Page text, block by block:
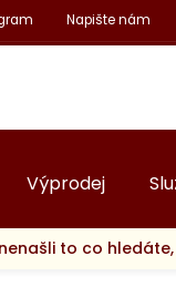
Napište nám
Výprodej
to co